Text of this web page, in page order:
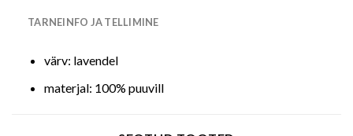
TARNEINFO JA TELLIMINE
värv: lavendel
materjal: 100% puuvill